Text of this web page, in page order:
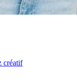
créatif